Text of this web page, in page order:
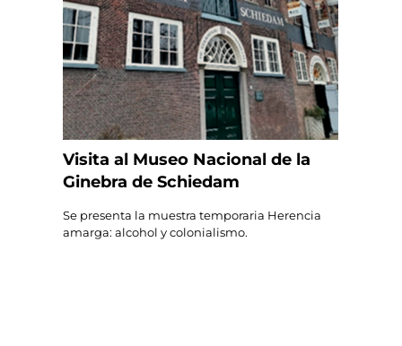
Visita al Museo Nacional de la
Ginebra de Schiedam
Se presenta la muestra temporaria Herencia
amarga: alcohol y colonialismo.